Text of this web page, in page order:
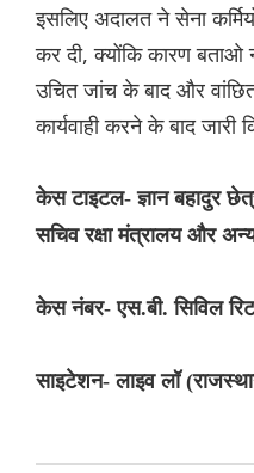
इसलिए अदालत ने सेना
कर दी, क्योंकि कारण बताओ
उचित जांच के बाद और
कार्यवाही करने के बाद जारी
केस टाइटल- ज्ञान बहादुर
सचिव रक्षा मंत्रालय और
केस नंबर- एस.बी. सिविल
साइटेशन- लाइव लॉ